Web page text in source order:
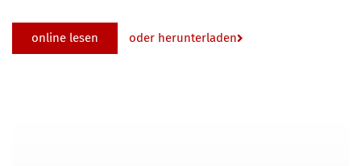
online lesen oder herunterladen